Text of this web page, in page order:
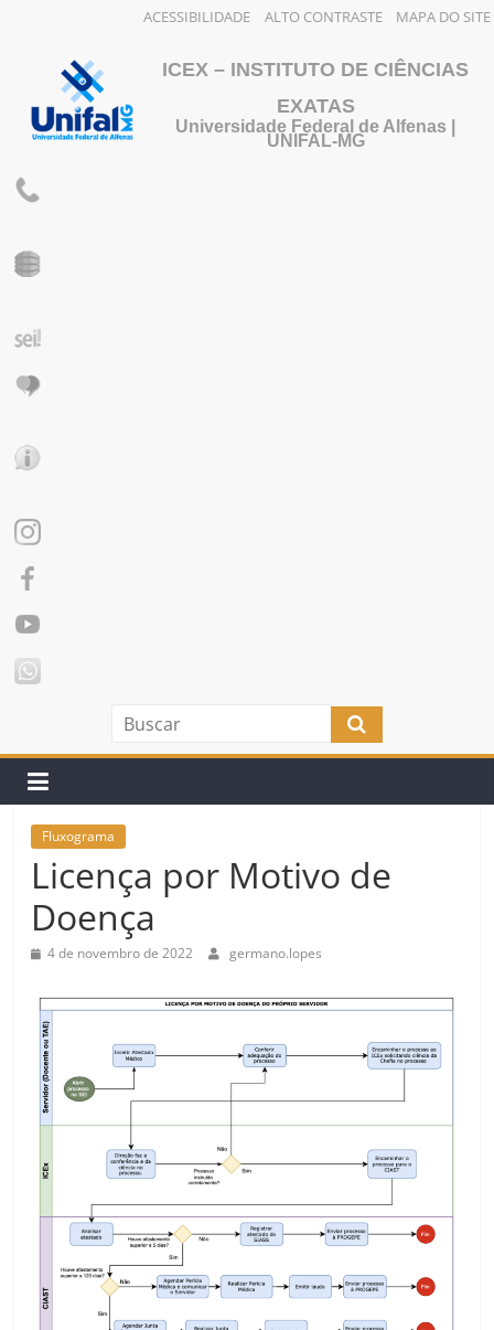
ACESSIBILIDADE ALTO CONTRASTE MAPA DO SITE
ICEX – INSTITUTO DE CIÊNCIAS
EXATAS
Universidade Federal de Alfenas |
UNIFAL-MG
Fluxograma
Licença por Motivo de
Doença
4 de novembro de 2022 germano.lopes